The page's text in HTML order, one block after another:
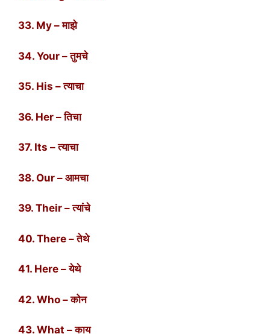
33. My – माझे
34. Your – तुमचे
35. His – त्याचा
36. Her – तिचा
37. Its – त्याचा
38. Our – आमचा
39. Their – त्यांचे
40. There – तेथे
41. Here – येथे
42. Who – कोन
43. What – काय